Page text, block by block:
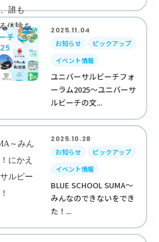
2025.11.04
お知らせ
ピックアップ
イベント情報
ユニバーサルビーチフォ
ーラム2025～ユニバーサ
ルビーチの文...
2025.10.28
お知らせ
ピックアップ
イベント情報
BLUE SCHOOL SUMA～
みんなのできないをでき
た！...